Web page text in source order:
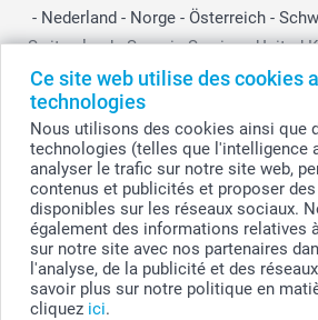
Ce site web utilise des cookies
technologies
Nous utilisons des cookies ainsi que
technologies (telles que l'intelligence
analyser le trafic sur notre site web,
contenus et publicités et proposer
disponibles sur les réseaux sociaux.
également des informations relatives
sur notre site avec nos partenaires
l'analyse, de la publicité et des
savoir plus sur notre politique en
cliquez ici.
- Nederland - Norge - Österreich -
Switzerland - Suomi - Sverige - United
Other Countries
© smartphoto group. Tous
Tous les prix sont en francs suisses (CHF), TVA